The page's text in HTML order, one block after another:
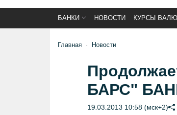
БАНКИ НОВОСТИ КУРСЫ
Главная Новости
БАРС"
19.03.2013 10:58 (мск+2)